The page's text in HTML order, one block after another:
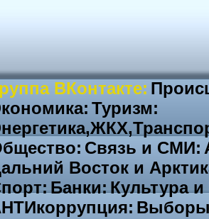
ВКонтакте:
Туризм:
Связь и СМИ:
Восток и
Банки:Культура